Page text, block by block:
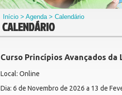
Início >Agenda> Calendário
CALENDÁRIO
Curso Princípios Avançados da
Local: Online
Dia: 6 de Novembro de 2026 a 13 de